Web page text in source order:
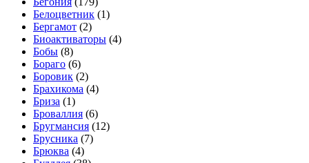
Белоцветник (1)
Бергамот (2)
Биоактиваторы (4)
Бобы (8)
Бораго (6)
Боровик (2)
Брахикома (4)
Бриза (1)
Броваллия (6)
Бругмансия (12)
Брусника (7)
Брюква (4)